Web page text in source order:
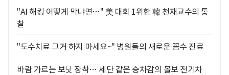
"AI 해킹 어떻게 막냐면…" 美 대회 1위한 韓 천재교수의 통
찰
"도수치료 그거 하지 마세요~" 병원들의 새로운 꼼수 진료
바람 가르는 보닛 장착… 세단 같은 승차감의 볼보 전기차